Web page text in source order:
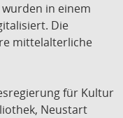
in einem
Die
mittelalterliche
für Kultur
Neustart